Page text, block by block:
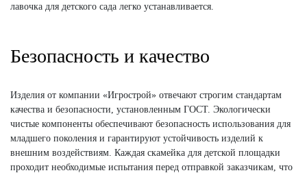
лавочка для детского сада легко устанавливается.
Безопасность и качество
Изделия от компании «Игрострой» отвечают строгим стандартам
качества и безопасности, установленным ГОСТ. Экологически
чистые компоненты обеспечивают безопасность использования для
младшего поколения и гарантируют устойчивость изделий к
внешним воздействиям. Каждая скамейка для детской площадки
проходит необходимые испытания перед отправкой заказчикам, что